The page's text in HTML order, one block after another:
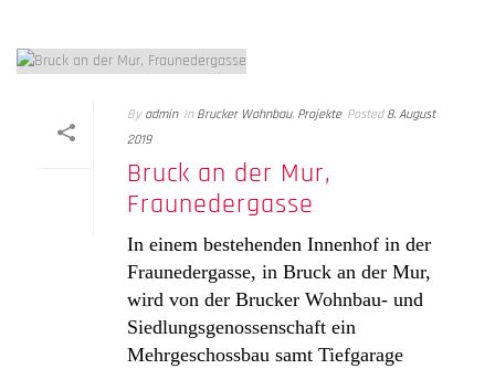
By admin In Brucker Wohnbau, Projekte Posted 8. August
2019
Bruck an der Mur,
Fraunedergasse
In einem bestehenden Innenhof in der
Fraunedergasse, in Bruck an der Mur,
wird von der Brucker Wohnbau- und
Siedlungsgenossenschaft ein
Mehrgeschossbau samt Tiefgarage